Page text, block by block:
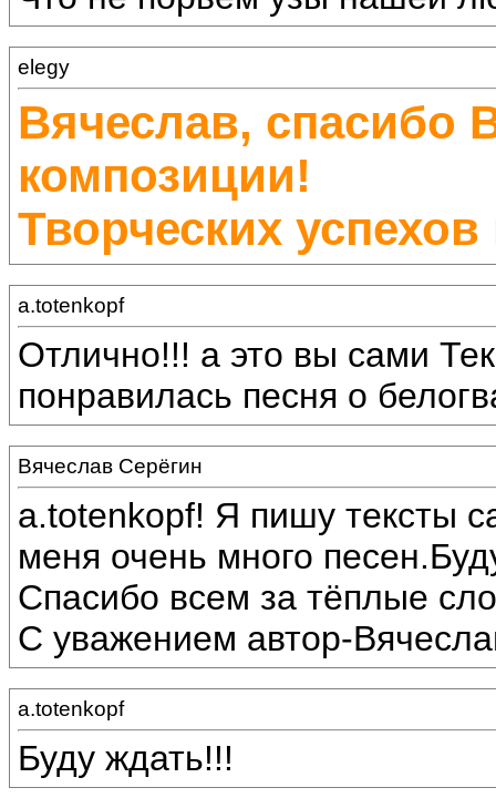
elegy
Вячеслав, спасибо
композиции!
Творческих
a.totenkopf
Отлично!!! а это вы сами
понравилась песня о
Вячеслав Серёгин
a.totenkopf! Я пишу тексты
меня очень много
Спасибо всем за тёплые
С уважением автор-
a.totenkopf
Буду ждать!!!